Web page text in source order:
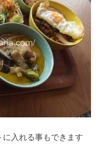
入れる事もできます